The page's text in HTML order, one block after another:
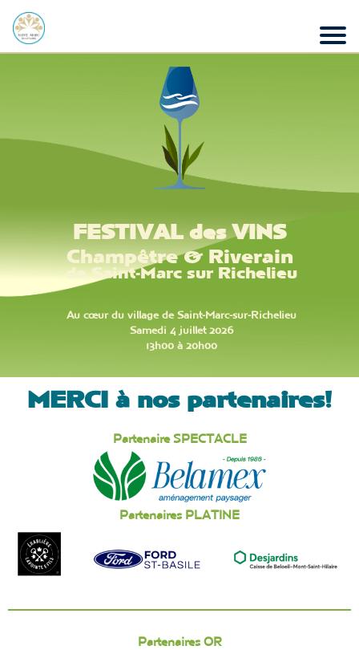
FESTIVAL des VINS
Champêtre & Riverain
de Saint-Marc sur Richelieu
Au cœur du village de Saint-Marc-sur-Richelieu
Samedi 4 juillet 2026
13h00 à 20h00
MERCI à nos partenaires!
Partenaire SPECTACLE
Partenaires PLATINE
Partenaires OR